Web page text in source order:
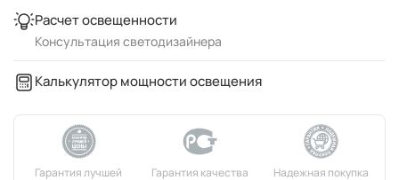
Расчет освещенности
Консультация светодизайнера
Калькулятор мощности освещения